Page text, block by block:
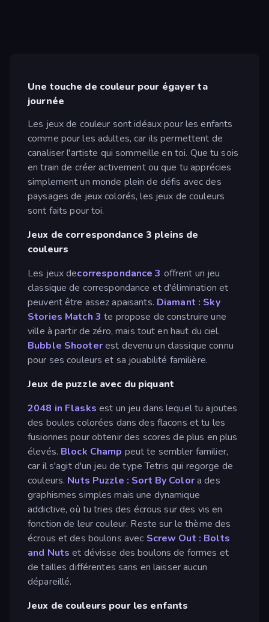
Une touche de couleur pour égayer ta
journée
Les jeux de couleur sont idéaux pour les enfants
comme pour les adultes, car ils permettent de
canaliser l'artiste qui sommeille en toi. Que tu sois
en train de créer activement ou que tu apprécies
simplement un monde plein de défis avec des
paysages de jeux colorés, les jeux de couleurs
sont faits pour toi.
Jeux de correspondance 3 pleins de
couleurs
Les jeux decorrespondance 3 offrent un jeu
classique de correspondance et d'élimination et
peuvent être assez apaisants. Diamant : Sky
Stories Match 3 te propose de construire une
ville à partir de zéro, mais tout en haut du ciel.
Bubble Shooterest devenu un classique connu
pour ses couleurs et sa jouabilité familière.
Jeux de puzzle avec du piquant
2048 in Flasks est un jeu dans lequel tu ajoutes
des boules colorées dans des flacons et tu les
fusionnes pour obtenir des scores de plus en plus
élevés. Block Champ peut te sembler familier,
car il s'agit d'un jeu de type Tetris qui regorge de
couleurs. Nuts Puzzle : Sort By Colora des
graphismes simples mais une dynamique
addictive, où tu tries des écrous sur des vis en
fonction de leur couleur. Reste sur le thème des
écrous et des boulons avec Screw Out : Bolts
and Nuts et dévisse des boulons de formes et
de tailles différentes sans en laisser aucun
dépareillé.
Jeux de couleurs pour les enfants